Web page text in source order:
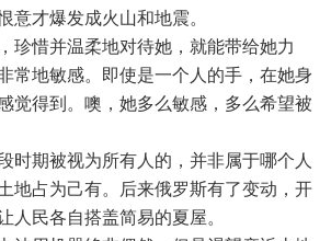
意才爆发成火山和地震。
珍惜并温柔地对待她，就能带给她力
常地敏感。即使是一个人的手，在她身
觉得到。噢，她多么敏感，多么希望被
时期被视为所有人的，并非属于哪个人
地占为己有。后来俄罗斯有了变动，开
人民各自搭盖简易的夏屋。